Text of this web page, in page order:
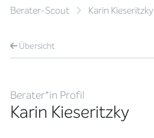
Berater-Scout Karin Kieseritzky
Übersicht
Berater*in Profil
Karin Kieseritzky